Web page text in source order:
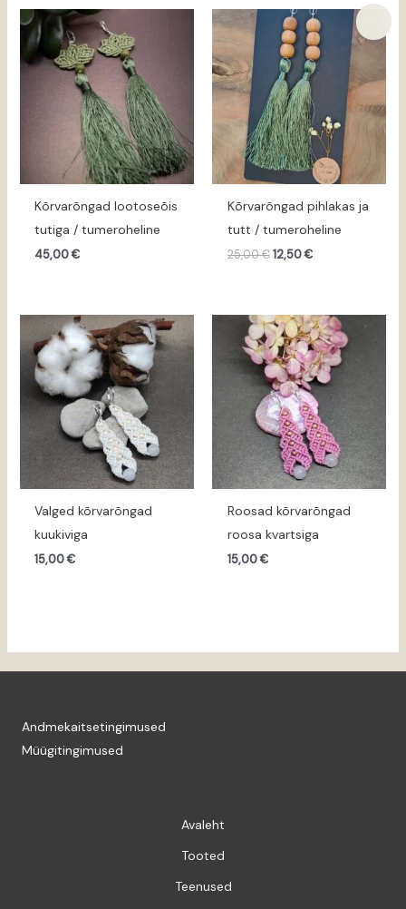
Kõrvarõngad lootoseõis
tutiga / tumeroheline
45,00€
Kõrvarõngad pihlakas ja
tutt / tumeroheline
25,00€
Algne
hind
oli:
25,00 €.
12,50€
Praegune
hind
on:
12,50 €.
Valged kõrvarõngad
kuukiviga
15,00€
Roosad kõrvarõngad
roosa kvartsiga
15,00€
Andmekaitsetingimused
Müügitingimused
Avaleht
Tooted
Teenused